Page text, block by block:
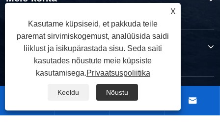
Tooted
Võta meiega ühendust
 
X
Kasutame küpsiseid, et pakkuda teile
paremat sirvimiskogemust, analüüsida saidi
liiklust ja isikupärastada sisu. Seda saiti
kasutades nõustute meie küpsiste
kasutamisega.Privaatsuspoliitika
Keeldu Nõustu